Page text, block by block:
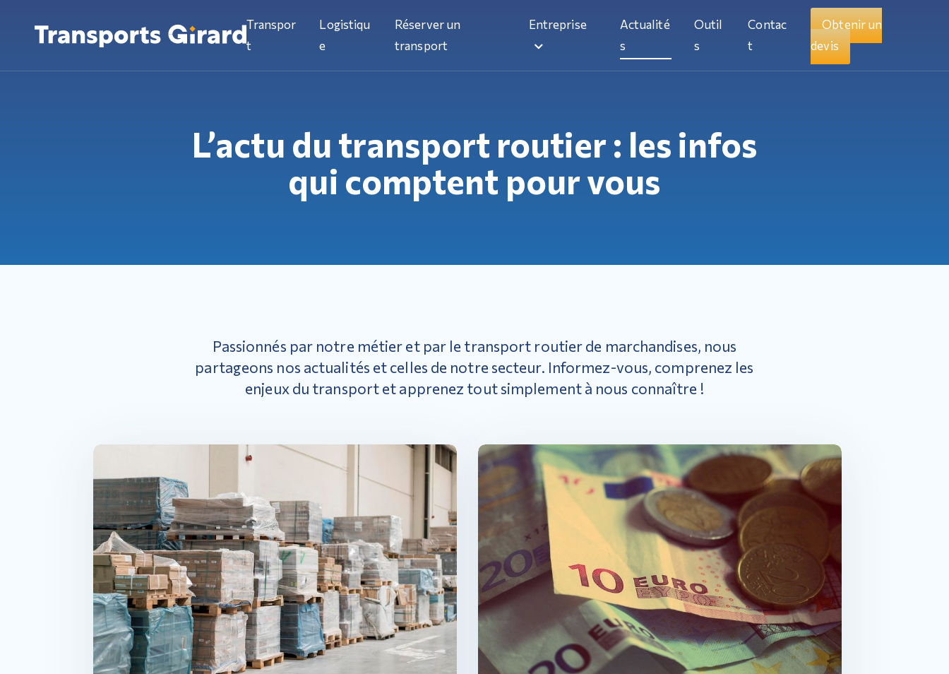
Transpor
t
Logistiqu
e
Réserver un
transport
Entreprise
Actualité
s
Outil
s
Contac
t
Obtenir un
devis
L’actu du transport routier : les infos
qui comptent pour vous
Passionnés par notre métier et par le transport routier de marchandises, nous
partageons nos actualités et celles de notre secteur. Informez-vous, comprenez les
enjeux du transport et apprenez tout simplement à nous connaître !